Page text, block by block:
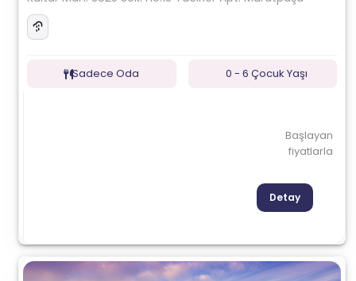
Sadece Oda 0 - 6 Çocuk Yaşı
Başlayan
fiyatlarla
Detay